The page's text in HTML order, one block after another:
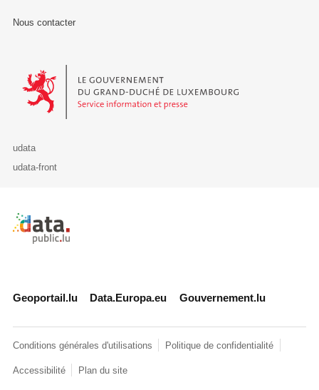
Nous contacter
Le Gouvernement du Grand-Duché de Luxembourg - Service
udata
udata-front
Retour à l'accueil de data.public.lu
Geoportail.lu Data.Europa.eu Gouvernement.lu
Conditions générales d'utilisations Politique de confidentialité
Accessibilité Plan du site